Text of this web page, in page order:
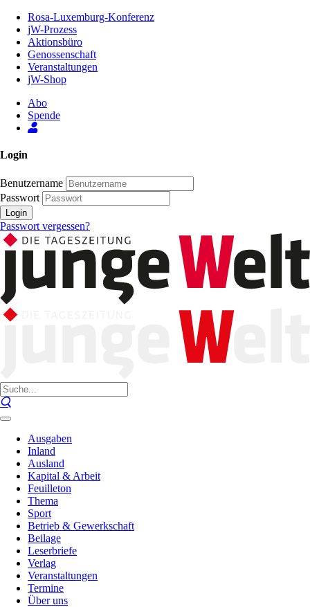
Inhalt
Seite
Rosa-Luxemburg-Konferenz
jW-Prozess
Aktionsbüro
Genossenschaft
Veranstaltungen
jW-Shop
Abo
Spende
Login
Benutzername
Passwort
Login
Passwort vergessen?
Ausgaben
Inland
Ausland
Kapital & Arbeit
Feuilleton
Thema
Sport
Betrieb & Gewerkschaft
Beilage
Leserbriefe
Verlag
Veranstaltungen
Termine
Über uns